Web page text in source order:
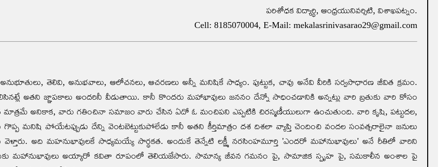
పరిశోధక విద్యార్థి, ఆంధ్రయునివర్సిటి, విశాఖపట్నం.
Cell: 8185070004, E-Mail: mekalasrinivasarao29@gmail.com
తెలివి, అనుభవాలు, ఆలోచనలు, ఆచరణలు అన్నీ మనిషికే సాధ్యం. పుట్టుక, చావు అనేవి వీరికి సర్వసాధారణ జీవిత క్రమం.
అతని జ్ఞాపకాలు అందరినీ వీడుతాయి. కానీ కొందరు మహాభావులు జననం దేన్నో సాధించడానికి అన్నట్లు వారి బ్రతుకు వారి కోసం
అనికాక, వారు గతించినా సమాజం వారు చేసిన ఏదో ఓ మంచిపని ఎప్పటికి చిరస్మణీయులుగా ఉంచుతుంది. వారి కృషి, పట్టుదల,
గొప్ప మనిషి పోయేటప్పుడు దేన్ని వెంటబెట్టుకుపోలేడు కానీ అతని కీర్తిమాత్రం దశ దిశలా వ్యాప్తి చెందించి వందల సంవత్సరాలైనా జనులు
అది మహనుభావులకే సాధ్యమయ్యే సార్థకత. అందుకే తెన్నేటి లక్ష్మీ నరసింహమూర్తి 'ఎందరో మహానుభావులు' అనే రీతిలో వారిని
మహానుభావులు అయ్యారో కవితా రూపంలో తెలియజేసారు. సామాన్య జీవన గమనం పై, సామాజిక స్పృహ పై, సమకాలీన అంశాల పై